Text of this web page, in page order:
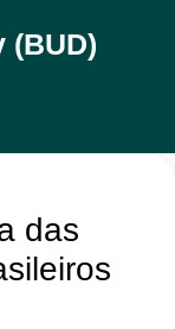
(BUD)
das